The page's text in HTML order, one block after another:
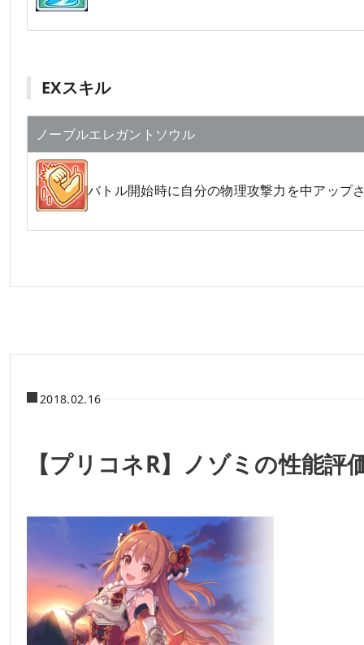
EXスキル
ノーブルエレガントソウル
バトル開始時に自分の物理攻撃力を中アップ
2018.02.16
【プリコネR】ノゾミの性能